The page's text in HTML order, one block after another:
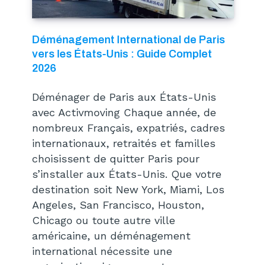
Déménagement International de Paris
vers les États-Unis : Guide Complet
2026
Déménager de Paris aux États-Unis
avec Activmoving Chaque année, de
nombreux Français, expatriés, cadres
internationaux, retraités et familles
choisissent de quitter Paris pour
s’installer aux États-Unis. Que votre
destination soit New York, Miami, Los
Angeles, San Francisco, Houston,
Chicago ou toute autre ville
américaine, un déménagement
international nécessite une